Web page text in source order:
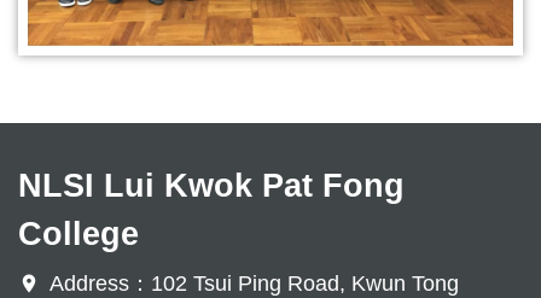
NLSI Lui Kwok Pat Fong
College
Address：102 Tsui Ping Road, Kwun Tong